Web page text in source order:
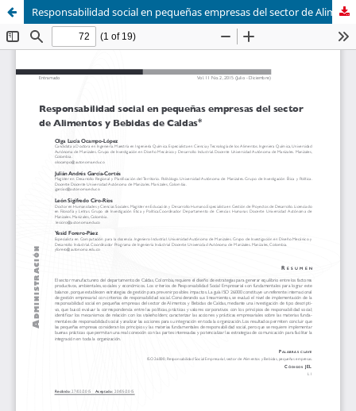
Responsabilidad social en pequeñas empresas del sector de Alimentos y Bebidas de Caldas